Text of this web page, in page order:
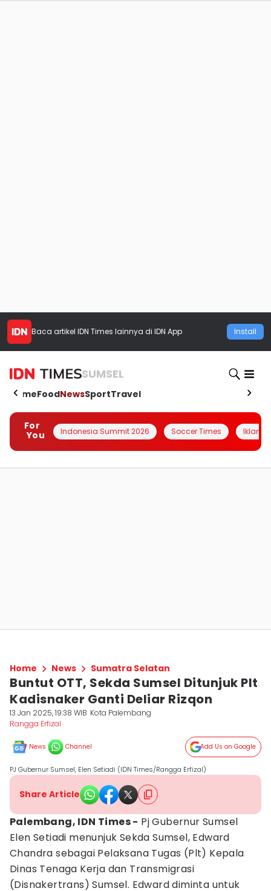
Baca artikel IDN Times lainnya di IDN App Install
SUMSEL
HomeFoodNewsSportTravel
For
You
Indonesia Summit 2026 Soccer Times Iklanin
Home News Sumatra Selatan
Buntut OTT, Sekda Sumsel Ditunjuk Plt
Kadisnaker Ganti Deliar Rizqon
13 Jan 2025, 19:38 WIB Kota Palembang
Rangga Erfizal
News Channel Add Us on Google
PJ Gubernur Sumsel, Elen Setiadi (IDN Times/Rangga Erfizal)
Share Article
Palembang, IDN Times - Pj Gubernur Sumsel
Elen Setiadi menunjuk Sekda Sumsel, Edward
Chandra sebagai Pelaksana Tugas (Plt) Kepala
Dinas Tenaga Kerja dan Transmigrasi
(Disnakertrans) Sumsel. Edward diminta untuk